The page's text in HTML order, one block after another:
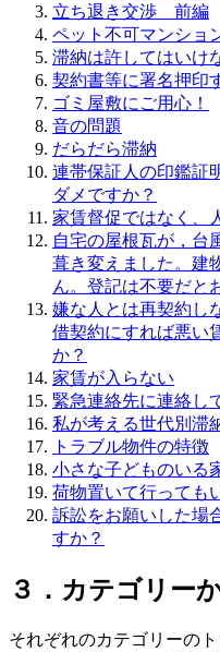
立ち退き交渉 前編
ペット不可マンシ
滞納は許してはいけ
契約書等に署名押印
ゴミ屋敷にご用心！
音の問題
だらだら滞納
連帯保証人の印鑑証
ダメですか？
家賃督促ではなく、
自宅の屋根瓦が，台
葺き変えました。建
ん。登記は不要だと
嫌な人とは再契約し
借契約にすれば悪い
か？
家賃が入らない
緊急連絡先に連絡し
私が考える世代別滞
トラブル物件の特徴
小さな子どものいる
荷物置いて行っても
訴訟をお願いした場
すか？
３．カテゴリー
それぞれのカテゴリーの